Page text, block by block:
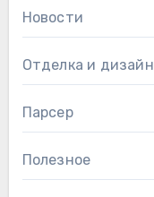
Новости
Отделка и дизайн
Парсер
Полезное